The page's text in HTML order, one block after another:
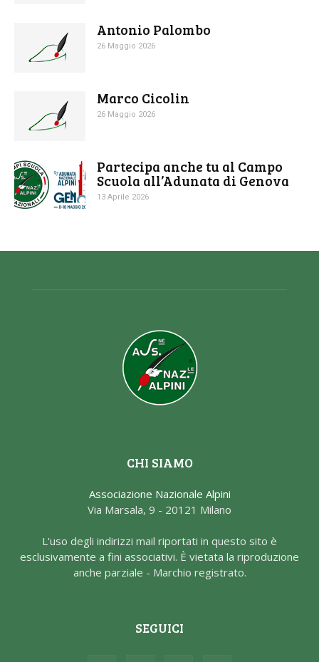
Antonio Palombo
26 Maggio 2026
Marco Cicolin
26 Maggio 2026
Partecipa anche tu al Campo
Scuola all’Adunata di Genova
13 Aprile 2026
CHI SIAMO
Associazione Nazionale Alpini
Via Marsala, 9 - 20121 Milano
L'uso degli indirizzi mail riportati in questo sito è
esclusivamente a fini associativi. È vietata la riproduzione
anche parziale - Marchio registrato.
SEGUICI